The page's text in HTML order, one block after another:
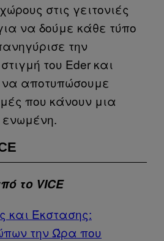
στις γειτονιές
να δούμε κάθε τύπο
την
του Eder και
αποτυπώσουμε
που κάνουν μια
το VICE
και Έκστασης:
την Ώρα που